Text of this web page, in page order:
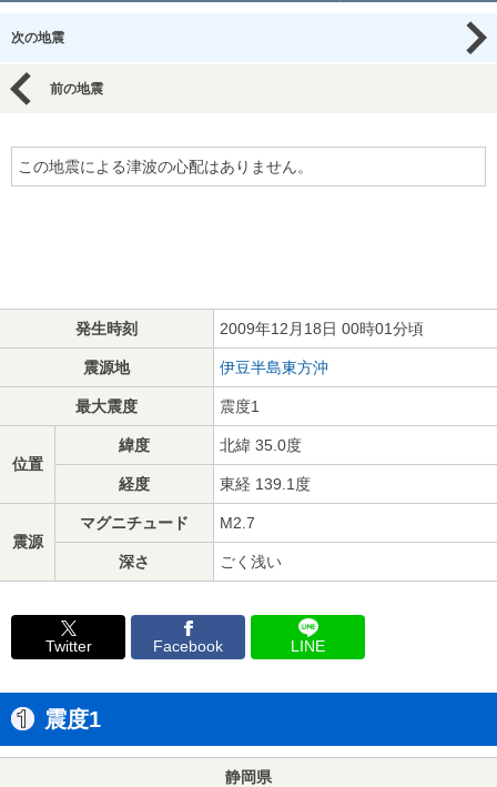
次の地震
前の地震
この地震による津波の心配はありません。
発生時刻 2009年12月18日 00時01分頃
震源地 伊豆半島東方沖
最大震度 震度1
位置
緯度 北緯 35.0度
経度 東経 139.1度
震源
マグニチュード M2.7
深さ ごく浅い
Twitter Facebook LINE
震度1
静岡県